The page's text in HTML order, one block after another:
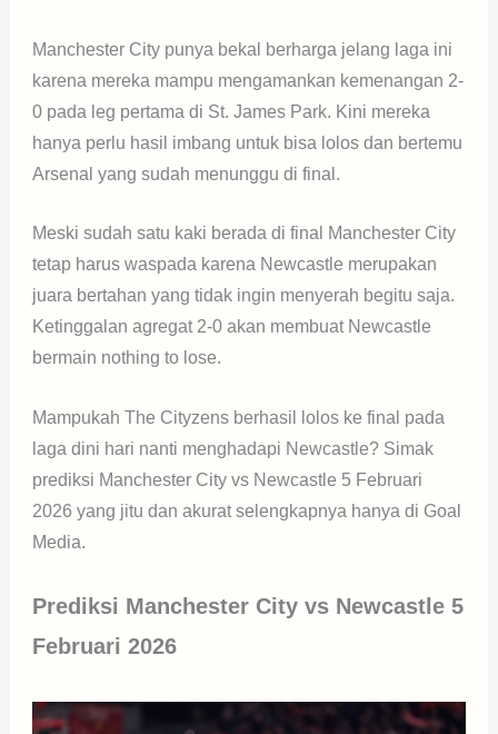
Manchester City punya bekal berharga jelang laga ini
karena mereka mampu mengamankan kemenangan 2-
0 pada leg pertama di St. James Park. Kini mereka
hanya perlu hasil imbang untuk bisa lolos dan bertemu
Arsenal yang sudah menunggu di final.
Meski sudah satu kaki berada di final Manchester City
tetap harus waspada karena Newcastle merupakan
juara bertahan yang tidak ingin menyerah begitu saja.
Ketinggalan agregat 2-0 akan membuat Newcastle
bermain nothing to lose.
Mampukah The Cityzens berhasil lolos ke final pada
laga dini hari nanti menghadapi Newcastle? Simak
prediksi Manchester City vs Newcastle 5 Februari
2026 yang jitu dan akurat selengkapnya hanya di Goal
Media.
Prediksi Manchester City vs Newcastle 5
Februari 2026